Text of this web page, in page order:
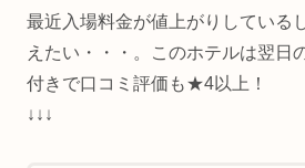
最近入場料金が値上がりしている
えたい・・・。このホテルは翌日
付きで口コミ評価も★4以上！
↓↓↓